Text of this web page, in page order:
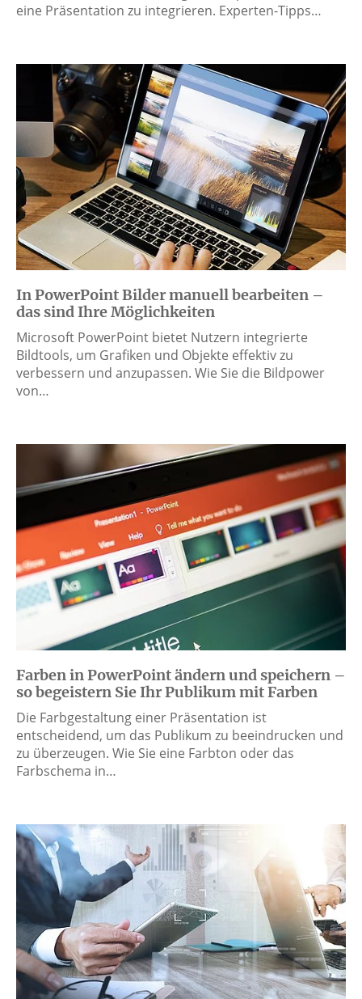
eine Präsentation zu integrieren. Experten-Tipps…
In PowerPoint Bilder manuell bearbeiten –
das sind Ihre Möglichkeiten
Microsoft PowerPoint bietet Nutzern integrierte
Bildtools, um Grafiken und Objekte effektiv zu
verbessern und anzupassen. Wie Sie die Bildpower
von…
Farben in PowerPoint ändern und speichern –
so begeistern Sie Ihr Publikum mit Farben
Die Farbgestaltung einer Präsentation ist
entscheidend, um das Publikum zu beeindrucken und
zu überzeugen. Wie Sie eine Farbton oder das
Farbschema in…